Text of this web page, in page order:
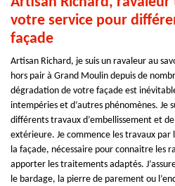
votre service pour
façade
Artisan Richard, je suis un ravaleur au
hors pair à Grand Moulin depuis de
dégradation de votre façade est
intempéries et d’autres phénomènes. Je
différents travaux d’embellissement et
extérieure. Je commence les travaux par
la façade, nécessaire pour connaitre les
apporter les traitements adaptés.
le bardage, la pierre de parement ou